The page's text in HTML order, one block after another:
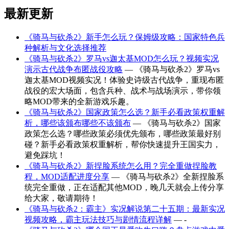
最新更新
《骑马与砍杀2》新手怎么玩？保姆级攻略：国家特色兵
种解析与文化选择推荐
《骑马与砍杀2》罗马vs迦太基MOD怎么玩？视频实况
演示古代战争布匿战役攻略 — 《骑马与砍杀2》罗马vs
迦太基MOD视频实况！体验史诗级古代战争，重现布匿
战役的宏大场面，包含兵种、战术与战场演示，带你领
略MOD带来的全新游戏乐趣。
《骑马与砍杀2》国家政策怎么选？新手必看政策权重解
析，哪些该颁布哪些不该颁布 — 《骑马与砍杀2》国家
政策怎么选？哪些政策必须优先颁布，哪些政策最好别
碰？新手必看政策权重解析，帮你快速提升王国实力，
避免踩坑！
《骑马与砍杀2》新捏脸系统怎么用？完全重做捏脸教
程，MOD适配进度分享 — 《骑马与砍杀2》全新捏脸系
统完全重做，正在适配其他MOD，晚几天就会上传分享
给大家，敬请期待！
《骑马与砍杀2：霸主》实况解说第二十五期：最新实况
视频攻略，霸主玩法技巧与剧情流程详解 — -